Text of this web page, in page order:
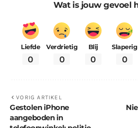
Wat is jouw gevoel
Liefde
0
Verdrietig
0
Blij
0
Slaperig
0
VORIG ARTIKEL
Gestolen iPhone
aangeboden in